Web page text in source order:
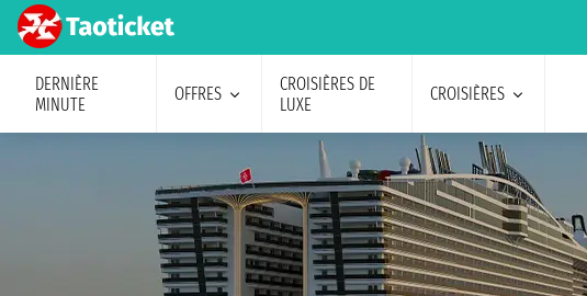
DERNIÈRE
MINUTE
OFFRES
CROISIÈRES DE
LUXE
CROISIÈRES